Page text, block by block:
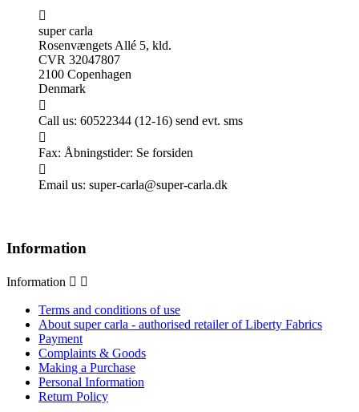

super carla
Rosenvængets Allé 5, kld.
CVR 32047807
2100 Copenhagen
Denmark

Call us: 60522344 (12-16) send evt. sms

Fax: Åbningstider: Se forsiden

Email us: super-carla@super-carla.dk
Information
Information  
Terms and conditions of use
About super carla - authorised retailer of Liberty Fabrics
Payment
Complaints & Goods
Making a Purchase
Personal Information
Return Policy